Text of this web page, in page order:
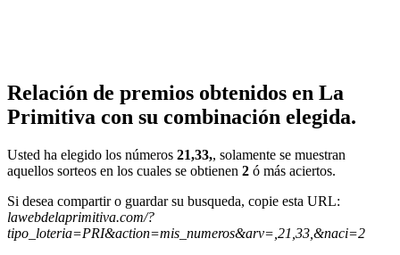
Relación de premios obtenidos en La
Primitiva con su combinación elegida.
Usted ha elegido los números 21,33,, solamente se muestran
aquellos sorteos en los cuales se obtienen 2 ó más aciertos.
Si desea compartir o guardar su busqueda, copie esta URL:
lawebdelaprimitiva.com/?
tipo_loteria=PRI&action=mis_numeros&arv=,21,33,&naci=2